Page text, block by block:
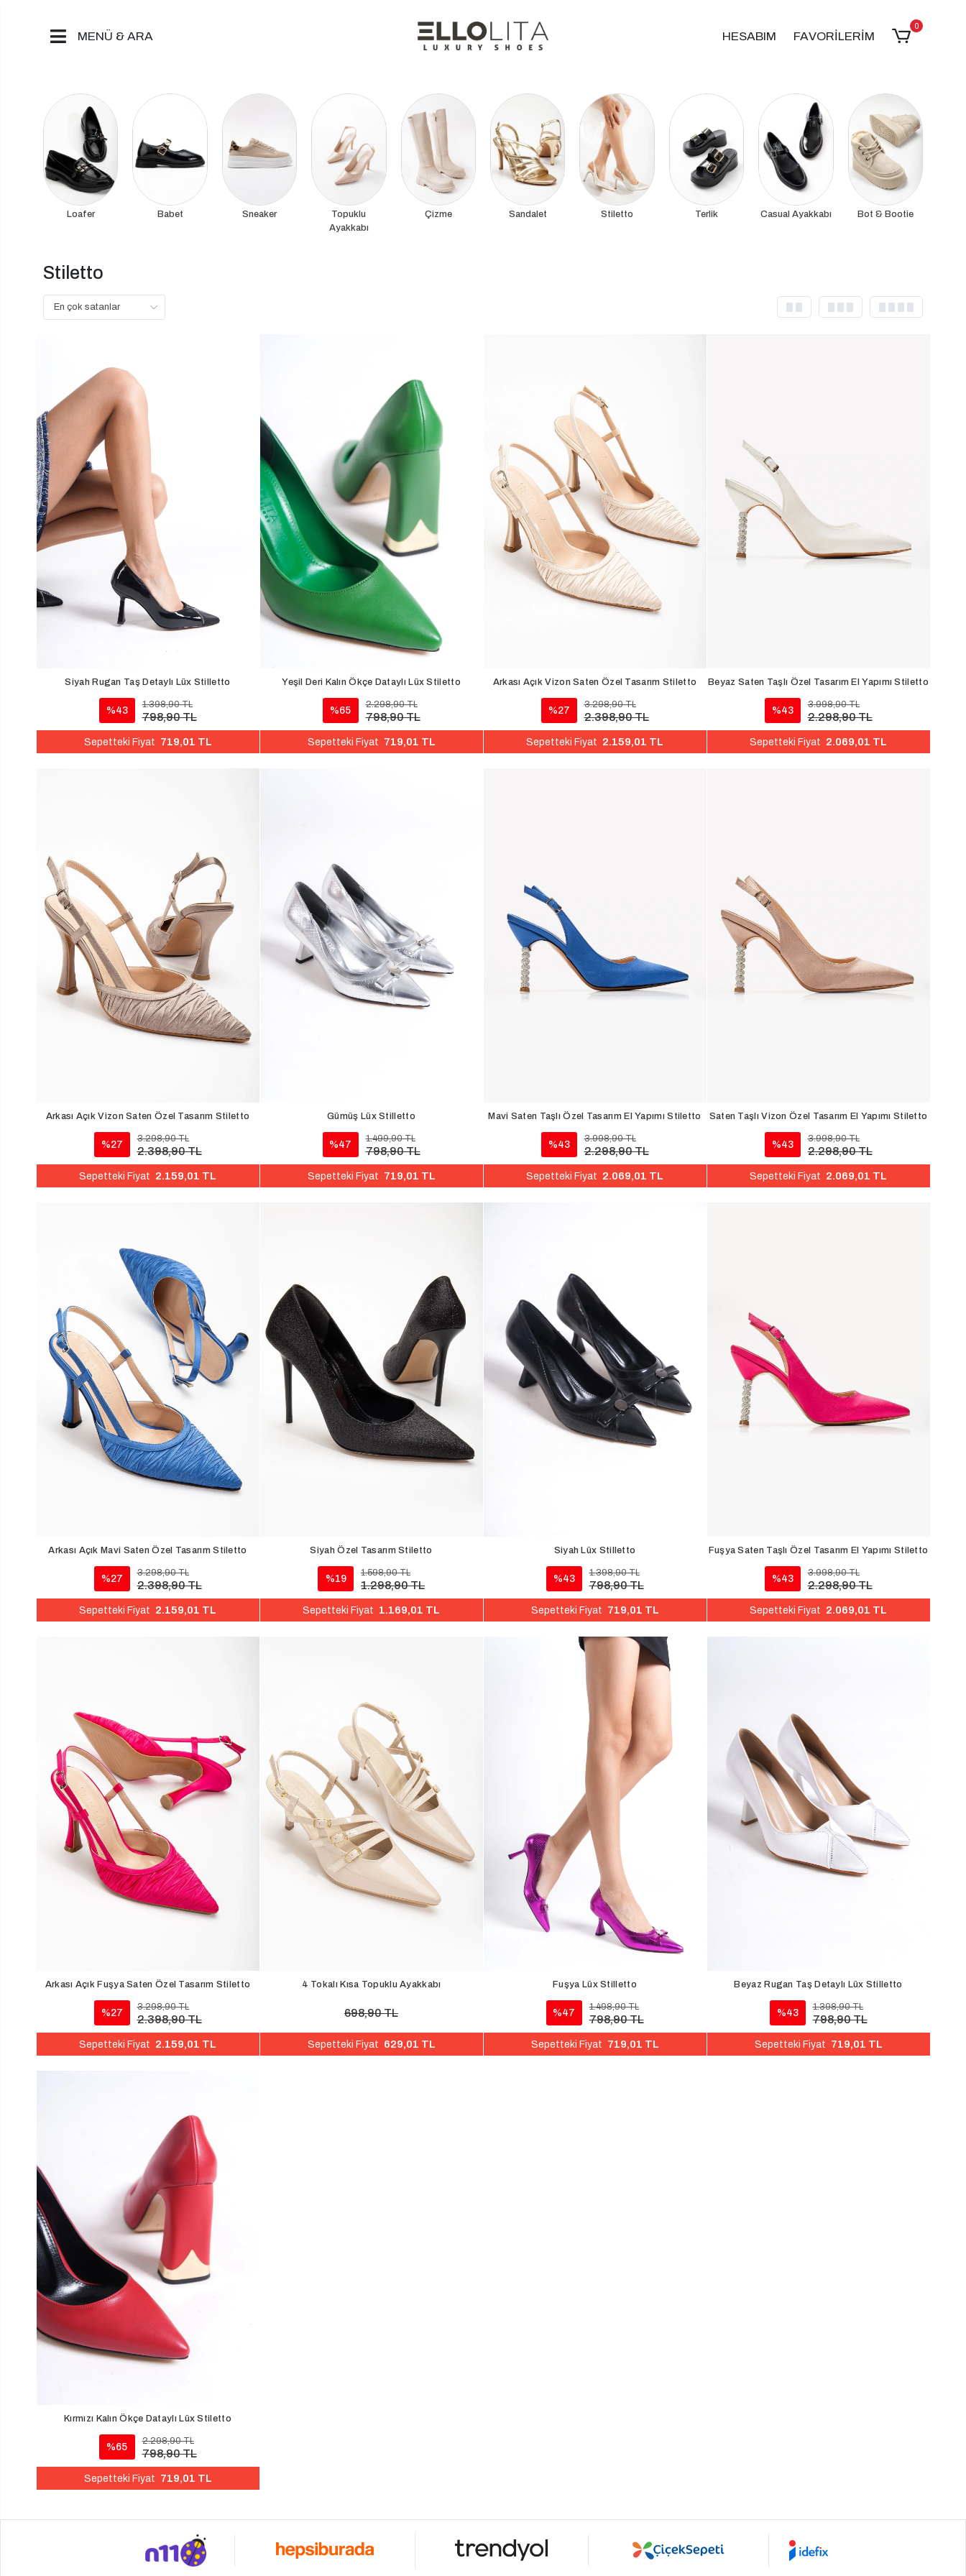
MENÜ & ARA HESABIM FAVORİLERİM
0
Loafer Babet Sneaker
Topuklu
Ayakkabı
Çizme Sandalet Stiletto Terlik Casual Ayakkabı Bot & Bootie
Stiletto
Siyah Rugan Taş Detaylı Lüx Stilletto
%43
1.398,90 TL
798,90 TL
Sepetteki Fiyat 719,01 TL
Yeşil Deri Kalın Ökçe Dataylı Lüx Stiletto
%65
2.298,90 TL
798,90 TL
Sepetteki Fiyat 719,01 TL
Arkası Açık Vizon Saten Özel Tasarım Stiletto
%27
3.298,90 TL
2.398,90 TL
Sepetteki Fiyat 2.159,01 TL
Beyaz Saten Taşlı Özel Tasarım El Yapımı Stiletto
%43
3.998,90 TL
2.298,90 TL
Sepetteki Fiyat 2.069,01 TL
Arkası Açık Vizon Saten Özel Tasarım Stiletto
%27
3.298,90 TL
2.398,90 TL
Sepetteki Fiyat 2.159,01 TL
Gümüş Lüx Stilletto
%47
1.499,90 TL
798,90 TL
Sepetteki Fiyat 719,01 TL
Mavi Saten Taşlı Özel Tasarım El Yapımı Stiletto
%43
3.998,90 TL
2.298,90 TL
Sepetteki Fiyat 2.069,01 TL
Saten Taşlı Vizon Özel Tasarım El Yapımı Stiletto
%43
3.998,90 TL
2.298,90 TL
Sepetteki Fiyat 2.069,01 TL
Arkası Açık Mavi Saten Özel Tasarım Stiletto
%27
3.298,90 TL
2.398,90 TL
Sepetteki Fiyat 2.159,01 TL
Siyah Özel Tasarım Stiletto
%19
1.598,90 TL
1.298,90 TL
Sepetteki Fiyat 1.169,01 TL
Siyah Lüx Stilletto
%43
1.398,90 TL
798,90 TL
Sepetteki Fiyat 719,01 TL
Fuşya Saten Taşlı Özel Tasarım El Yapımı Stiletto
%43
3.998,90 TL
2.298,90 TL
Sepetteki Fiyat 2.069,01 TL
Arkası Açık Fuşya Saten Özel Tasarım Stiletto
%27
3.298,90 TL
2.398,90 TL
Sepetteki Fiyat 2.159,01 TL
4 Tokalı Kısa Topuklu Ayakkabı
698,90 TL
Sepetteki Fiyat 629,01 TL
Fuşya Lüx Stilletto
%47
1.498,90 TL
798,90 TL
Sepetteki Fiyat 719,01 TL
Beyaz Rugan Taş Detaylı Lüx Stilletto
%43
1.398,90 TL
798,90 TL
Sepetteki Fiyat 719,01 TL
Kırmızı Kalın Ökçe Dataylı Lüx Stiletto
%65
2.298,90 TL
798,90 TL
Sepetteki Fiyat 719,01 TL